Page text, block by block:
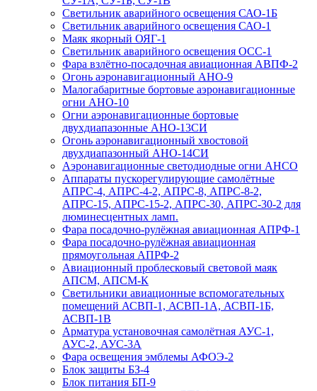
Светильник аварийного освещения САО-1Б
Светильник аварийного освещения САО-1
Маяк якорный ОЯГ-1
Светильник аварийного освещения ОСС-1
Фара взлётно-посадочная авиационная АВПФ-2
Огонь аэронавигационный АНО-9
Малогабаритные бортовые аэронавигационные
огни АНО-10
Огни аэронавигационные бортовые
двухдиапазонные АНО-13СИ
Огонь аэронавигационный хвостовой
двухдиапазонный АНО-14СИ
Аэронавигационные светодиодные огни АНСО
Аппараты пускорегулирующие самолётные
АПРС-4, АПРС-4-2, АПРС-8, АПРС-8-2,
АПРС-15, АПРС-15-2, АПРС-30, АПРС-30-2 для
люминесцентных ламп.
Фара посадочно-рулёжная авиационная АПРФ-1
Фара посадочно-рулёжная авиационная
прямоугольная АПРФ-2
Авиационный проблесковый световой маяк
АПСМ, АПСМ-К
Светильники авиационные вспомогательных
помещений АСВП-1, АСВП-1А, АСВП-1Б,
АСВП-1В
Арматура установочная самолётная АУС-1,
АУС-2, АУС-3А
Фара освещения эмблемы АФОЭ-2
Блок защиты БЗ-4
Блок питания БП-9